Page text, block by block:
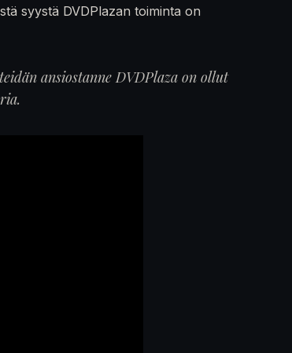
syystä DVDPlazan toiminta on
ansiostanne DVDPlaza on ollut